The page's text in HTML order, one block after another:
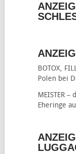
BOTOX,
Polen bei
MEISTER
Eheringe